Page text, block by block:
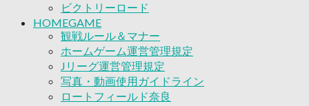
サポートショップ
GOODS
オフィシャルストア（実店舗）
オンラインストア
ACADEMY
アカデミーについて
プロジェクト
ビクトリーロード
HOMEGAME
観戦ルール＆マナー
ホームゲーム運営管理規定
Jリーグ運営管理規定
写真・動画使用ガイドライン
ロートフィールド奈良